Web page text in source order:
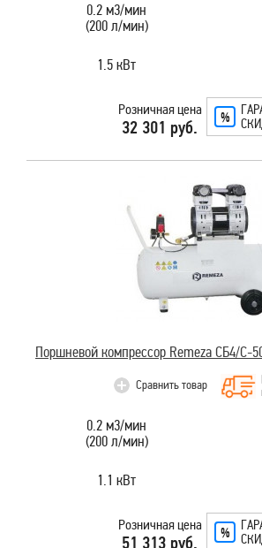
0.2 м3/мин
(200 л/мин)
1.5 кВт
Розничная цена
32 301 руб.
Поршневой компрессор Remeza СБ4/C-
Сравнить товар
0.2 м3/мин
(200 л/мин)
1.1 кВт
Розничная цена
51 313 руб.